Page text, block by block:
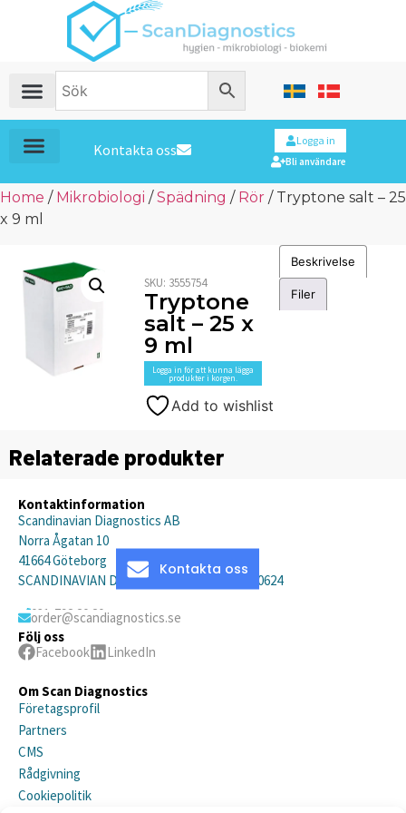
Kontakta oss
Logga in
Bli användare
Home / Mikrobiologi / Spädning / Rör / Tryptone salt – 25
x 9 ml
SKU: 3555754
Tryptone
salt – 25 x
9 ml
Logga in för att kunna lägga
produkter i korgen.
Add to wishlist
Beskrivelse
Filer
Relaterade produkter
Kontaktinformation
Scandinavian Diagnostics AB
Norra Ågatan 10
41664 Göteborg
SCANDINAVIAN DIAGNOSTICS AB, 559019-0624
031-792 20 20
order@scandiagnostics.se
Följ oss
Facebook
LinkedIn
Om Scan Diagnostics
Företagsprofil
Partners
CMS
Rådgivning
Cookiepolitik
Kontakta oss